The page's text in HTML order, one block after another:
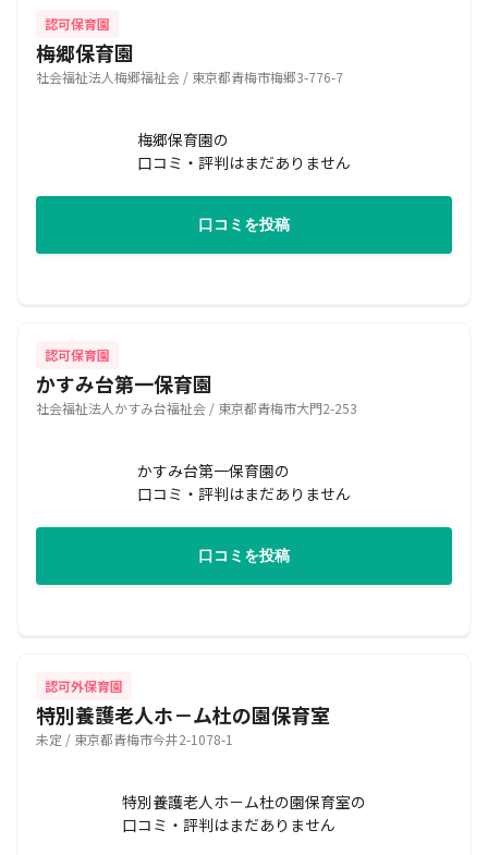
認可保育園
梅郷保育園
社会福祉法人梅郷福祉会 / 東京都青梅市梅郷3-776-7
梅郷保育園の
口コミ・評判はまだありません
口コミを投稿
認可保育園
かすみ台第一保育園
社会福祉法人かすみ台福祉会 / 東京都青梅市大門2-253
かすみ台第一保育園の
口コミ・評判はまだありません
口コミを投稿
認可外保育園
特別養護老人ホ－ム杜の園保育室
未定 / 東京都青梅市今井2-1078-1
特別養護老人ホ－ム杜の園保育室の
口コミ・評判はまだありません